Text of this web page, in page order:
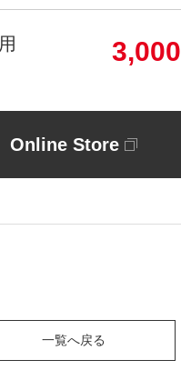
3,000
Online Store
一覧へ戻る